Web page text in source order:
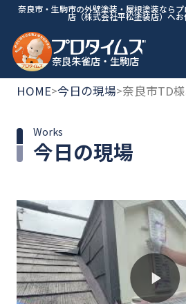
奈良市・生駒市の外壁塗装・屋根塗装なら
店（株式会社平松塗装店）へ
奈良朱雀店・生駒店
HOME>今日の現場>奈良市TD
今日の現場
Works